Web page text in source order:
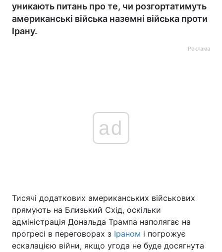
Україна Політика
Економіка Світ
уникають питань про те, чи розгортатимуть
американські війська наземні війська проти
Ірану.
Реклама
ad
Тисячі додаткових американських військових
прямують на Близький Схід, оскільки
адміністрація Дональда Трампа наполягає на
прогресі в переговорах з Іраном і погрожує
ескалацією війни, якщо угода не буде досягнута